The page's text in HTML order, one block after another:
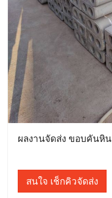
ผลงานจัดส่ง ขอบคันหิน
สนใจ เช็กคิวจัดส่ง